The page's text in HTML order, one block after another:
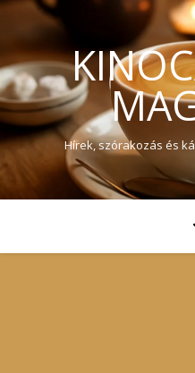
Hírek, szórakozás és